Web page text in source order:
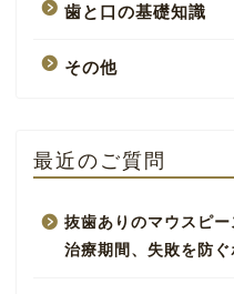
歯と口の基礎知識
その他
最近のご質問
抜歯ありのマウスピ
治療期間、失敗を防